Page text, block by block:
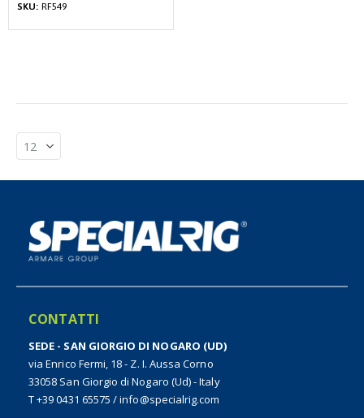
SKU: RF549
CONTATTI
SEDE - SAN GIORGIO DI NOGARO (UD)
via Enrico Fermi, 18 - Z. I. Aussa Corno
33058 San Giorgio di Nogaro (Ud) - Italy
T +39 0431 65575 /info@specialrig.com